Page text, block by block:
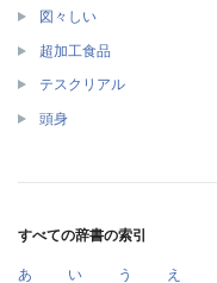
図々しい
超加工食品
テスクリアル
頭身
すべての辞書の索引
あ い う え